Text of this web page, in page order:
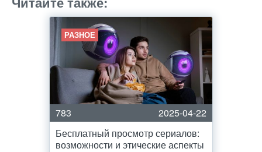
РАЗНОЕ
783
2025-04-22
Бесплатный просмотр сериалов:
возможности и этические аспекты